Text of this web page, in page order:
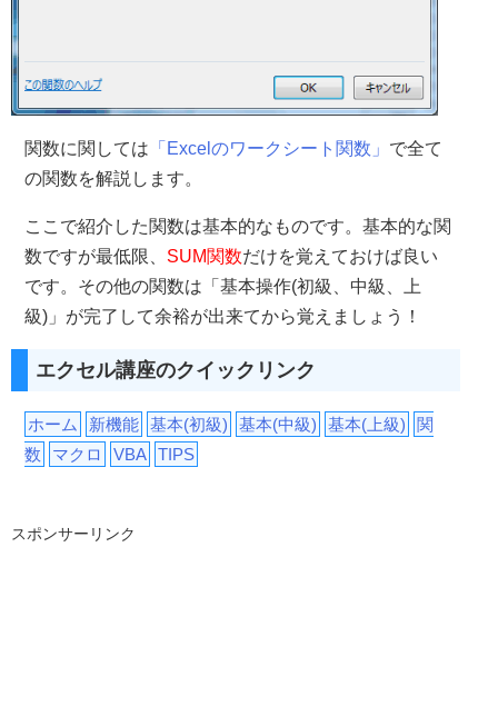
関数に関しては 「Excelのワークシート関数」 で全て
の関数を解説します。
ここで紹介した関数は基本的なものです。基本的な関
数ですが最低限、 SUM関数だけを覚えておけば良い
です。その他の関数は「基本操作(初級、中級、上
級)」が完了して余裕が出来てから覚えましょう！
エクセル講座のクイックリンク
ホーム 新機能 基本(初級) 基本(中級) 基本(上級)
関
数
マクロ VBA TIPS
スポンサーリンク